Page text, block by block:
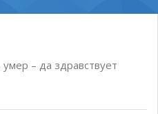
– да здравствует